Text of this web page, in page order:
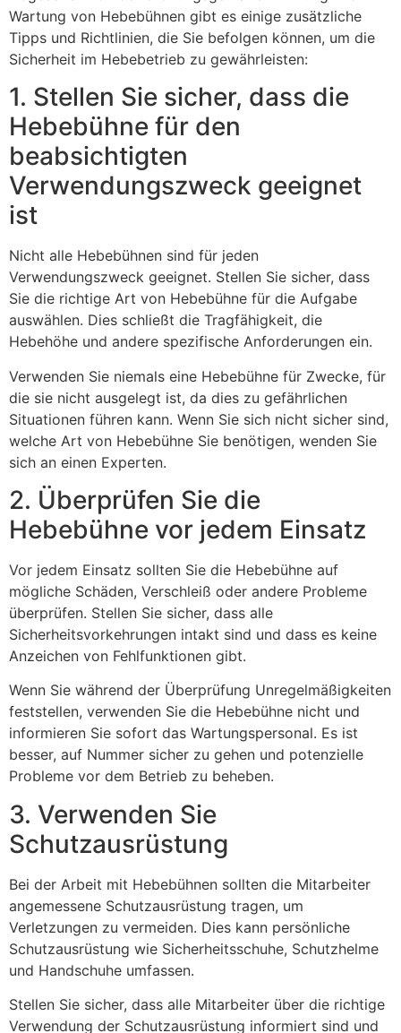
Wartung von Hebebühnen gibt es einige zusätzliche
Tipps und Richtlinien, die Sie befolgen können, um die
Sicherheit im Hebebetrieb zu gewährleisten:
1. Stellen Sie sicher, dass die
Hebebühne für den
beabsichtigten
Verwendungszweck geeignet
ist
Nicht alle Hebebühnen sind für jeden
Verwendungszweck geeignet. Stellen Sie sicher, dass
Sie die richtige Art von Hebebühne für die Aufgabe
auswählen. Dies schließt die Tragfähigkeit, die
Hebehöhe und andere spezifische Anforderungen ein.
Verwenden Sie niemals eine Hebebühne für Zwecke, für
die sie nicht ausgelegt ist, da dies zu gefährlichen
Situationen führen kann. Wenn Sie sich nicht sicher sind,
welche Art von Hebebühne Sie benötigen, wenden Sie
sich an einen Experten.
2. Überprüfen Sie die
Hebebühne vor jedem Einsatz
Vor jedem Einsatz sollten Sie die Hebebühne auf
mögliche Schäden, Verschleiß oder andere Probleme
überprüfen. Stellen Sie sicher, dass alle
Sicherheitsvorkehrungen intakt sind und dass es keine
Anzeichen von Fehlfunktionen gibt.
Wenn Sie während der Überprüfung Unregelmäßigkeiten
feststellen, verwenden Sie die Hebebühne nicht und
informieren Sie sofort das Wartungspersonal. Es ist
besser, auf Nummer sicher zu gehen und potenzielle
Probleme vor dem Betrieb zu beheben.
3. Verwenden Sie
Schutzausrüstung
Bei der Arbeit mit Hebebühnen sollten die Mitarbeiter
angemessene Schutzausrüstung tragen, um
Verletzungen zu vermeiden. Dies kann persönliche
Schutzausrüstung wie Sicherheitsschuhe, Schutzhelme
und Handschuhe umfassen.
Stellen Sie sicher, dass alle Mitarbeiter über die richtige
Verwendung der Schutzausrüstung informiert sind und